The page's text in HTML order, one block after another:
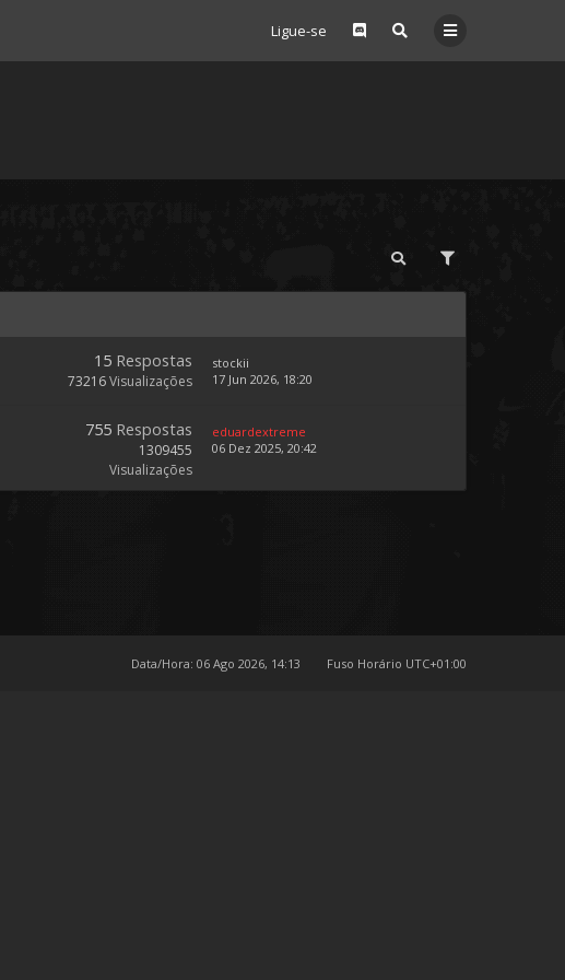
Ligue-se
15 Respostas
73216Visualizações
stockii
17 Jun 2026, 18:20
755 Respostas
1309455
Visualizações
eduardextreme
06 Dez 2025, 20:42
Fuso Horário UTC+01:00
Data/Hora: 06 Ago 2026, 14:13